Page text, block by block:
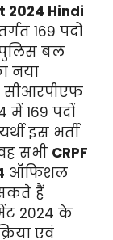
2024 Hindi
169 पदों
पुलिस बल
नया
सीआरपीएफ
में 169 पदों
इस भर्ती
सभी CRPF
ऑफिशल
हैं
2024 के
एवं